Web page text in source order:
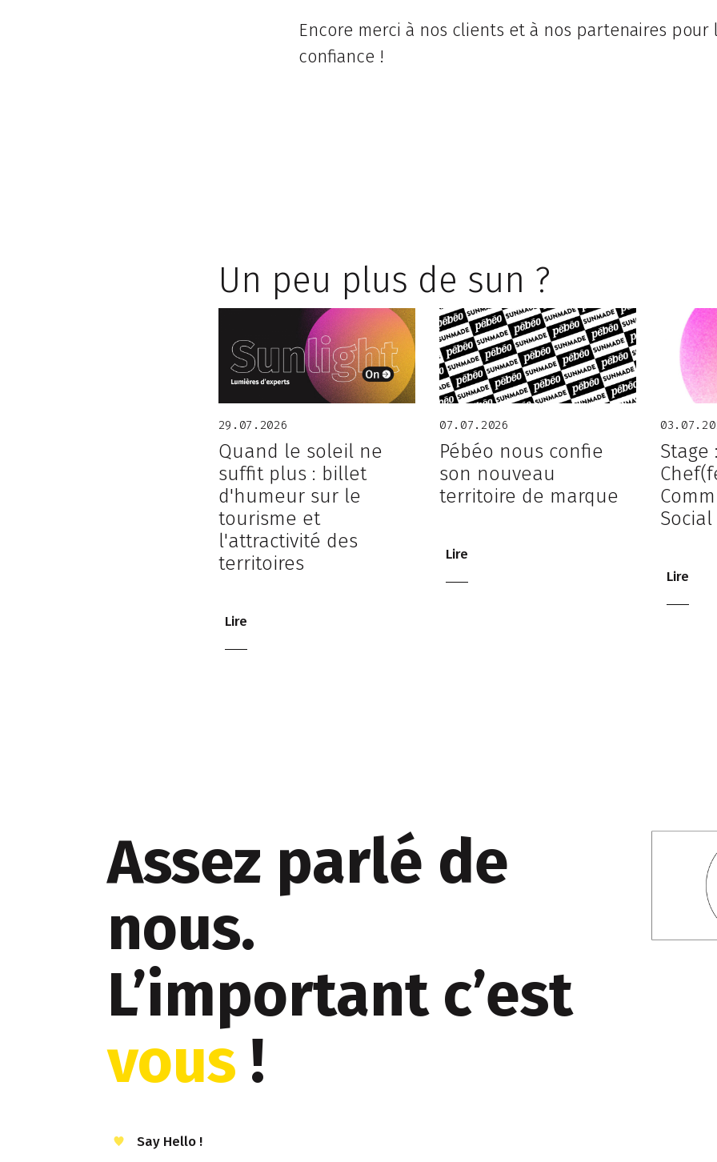
Encore merci à nos clients et à nos partenaires pour
confiance !
Un peu plus de sun ?
29.07.2026
Quand le soleil ne
suffit plus : billet
d'humeur sur le
tourisme et
l'attractivité des
territoires
Lire
07.07.2026
Pébéo nous confie
son nouveau
territoire de marque
Lire
Stage
Lire
Assez parlé de
nous.
L’important c’est
vous !
Say Hello !